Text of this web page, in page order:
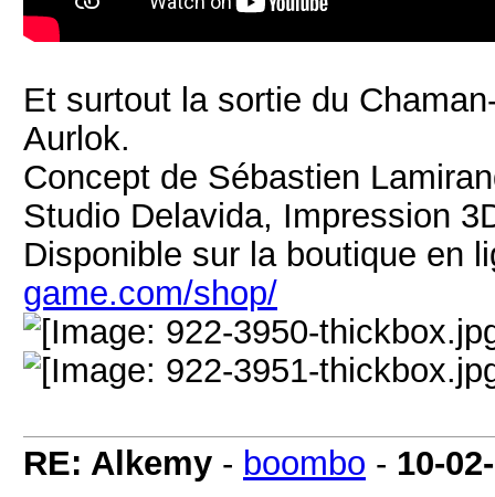
Et surtout la sortie du
Aurlok.
Concept de Sébastien
Studio Delavida, Impression
Disponible sur la boutique en
game.com/shop/
RE: Alkemy - boombo - 10-